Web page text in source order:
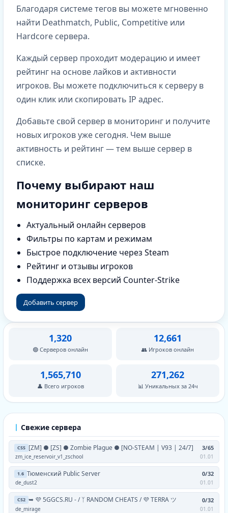
Благодаря системе тегов вы можете мгновенно
найти Deathmatch, Public, Competitive или
Hardcore сервера.
Каждый сервер проходит модерацию и имеет
рейтинг на основе лайков и активности
игроков. Вы можете подключиться к серверу в
один клик или скопировать IP адрес.
Добавьте свой сервер в мониторинг и получите
новых игроков уже сегодня. Чем выше
активность и рейтинг — тем выше сервер в
списке.
Почему выбирают наш
мониторинг серверов
Актуальный онлайн серверов
Фильтры по картам и режимам
Быстрое подключение через Steam
Рейтинг и отзывы игроков
Поддержка всех версий Counter-Strike
Добавить сервер
1,320
🟢 Серверов онлайн
12,661
👥 Игроков онлайн
1,565,710
👤 Всего игроков
271,262
📊 Уникальных за 24ч
Свежие сервера
CSS [ZM] ● [ZS] ● Zombie Plague ● [NO-STEAM | V93 | 24/7] 3/65
zm_ice_reservoir_v1_zschool 01.01
1.6 Тюменский Public Server 0/32
de_dust2 01.01
CS2 ➥ 💜 5GGCS.RU - / ᛉ RANDOM CHEATS / 💜 TERRA ツ 0/32
de_mirage 01.01